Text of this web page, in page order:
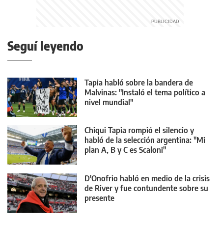
Seguí leyendo
Tapia habló sobre la bandera de
Malvinas: "Instaló el tema político a
nivel mundial"
Chiqui Tapia rompió el silencio y
habló de la selección argentina: "Mi
plan A, B y C es Scaloni"
D'Onofrio habló en medio de la crisis
de River y fue contundente sobre su
presente